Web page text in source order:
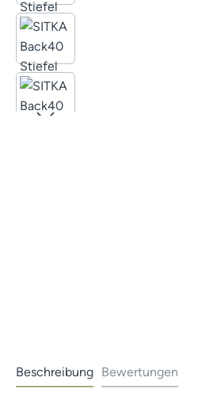
Beschreibung Bewertungen